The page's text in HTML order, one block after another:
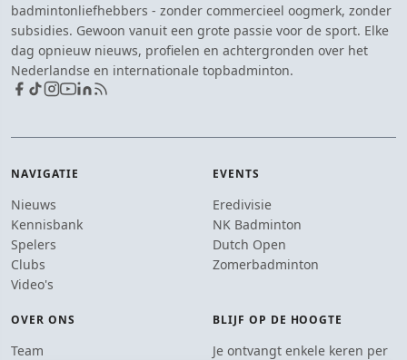
badmintonliefhebbers - zonder commercieel oogmerk, zonder
subsidies. Gewoon vanuit een grote passie voor de sport. Elke
dag opnieuw nieuws, profielen en achtergronden over het
Nederlandse en internationale topbadminton.
NAVIGATIE
Nieuws
Kennisbank
Spelers
Clubs
Video's
EVENTS
Eredivisie
NK Badminton
Dutch Open
Zomerbadminton
OVER ONS
Team
BLIJF OP DE HOOGTE
Je ontvangt enkele keren per